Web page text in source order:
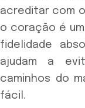
acreditar com
o coração é
fidelidade
ajudam a
caminhos do
fácil.